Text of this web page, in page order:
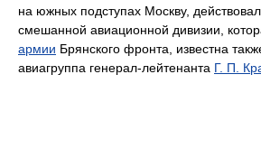
на южных подступах Москву,
смешанной авиационной дивизии,
армии Брянского фронта, известна
авиагруппа генерал-лейтенанта Г. П.